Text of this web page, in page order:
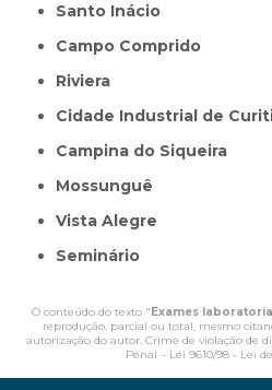
Santo Inácio
Campo Comprido
Riviera
Cidade Industrial de
Campina do Siqueira
Mossunguê
Vista Alegre
Seminário
O conteúdo do texto " Exames
reprodução, parcial ou total, mesmo
autorização do autor. Crime de violação de
Penal – Lei 9610/98 - Lei